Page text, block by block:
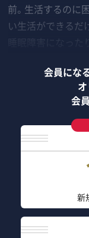
前。生活するのに
い生活ができるだ
会員にな
会
新